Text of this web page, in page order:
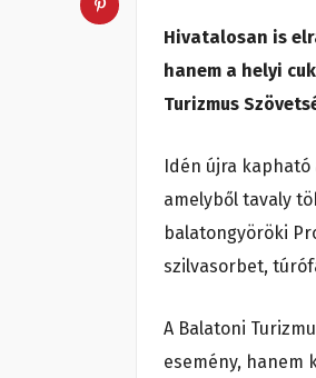
Hivatalosan is
hanem a helyi
Turizmus
Idén újra kapható
amelyből tavaly
balatongyöröki
szilvasorbet,
A Balatoni
esemény, hanem